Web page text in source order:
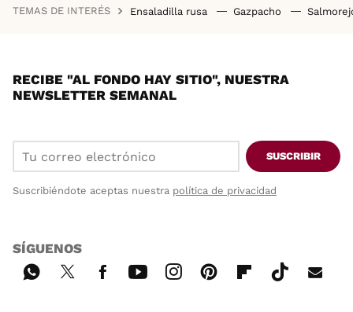
TEMAS DE INTERÉS Ensaladilla rusa Gazpacho
RECIBE "AL FONDO HAY SITIO", NUESTRA
NEWSLETTER SEMANAL
SUSCRIBIR
Suscribiéndote aceptas nuestra política de privacidad
SÍGUENOS